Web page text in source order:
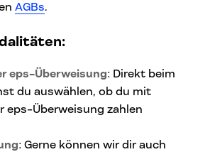
AGBs.
eps-Überweisung: Direkt beim
du auswählen, ob du mit
eps-Überweisung zahlen
: Gerne können wir dir auch